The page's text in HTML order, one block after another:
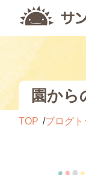
園から
TOP ブログト